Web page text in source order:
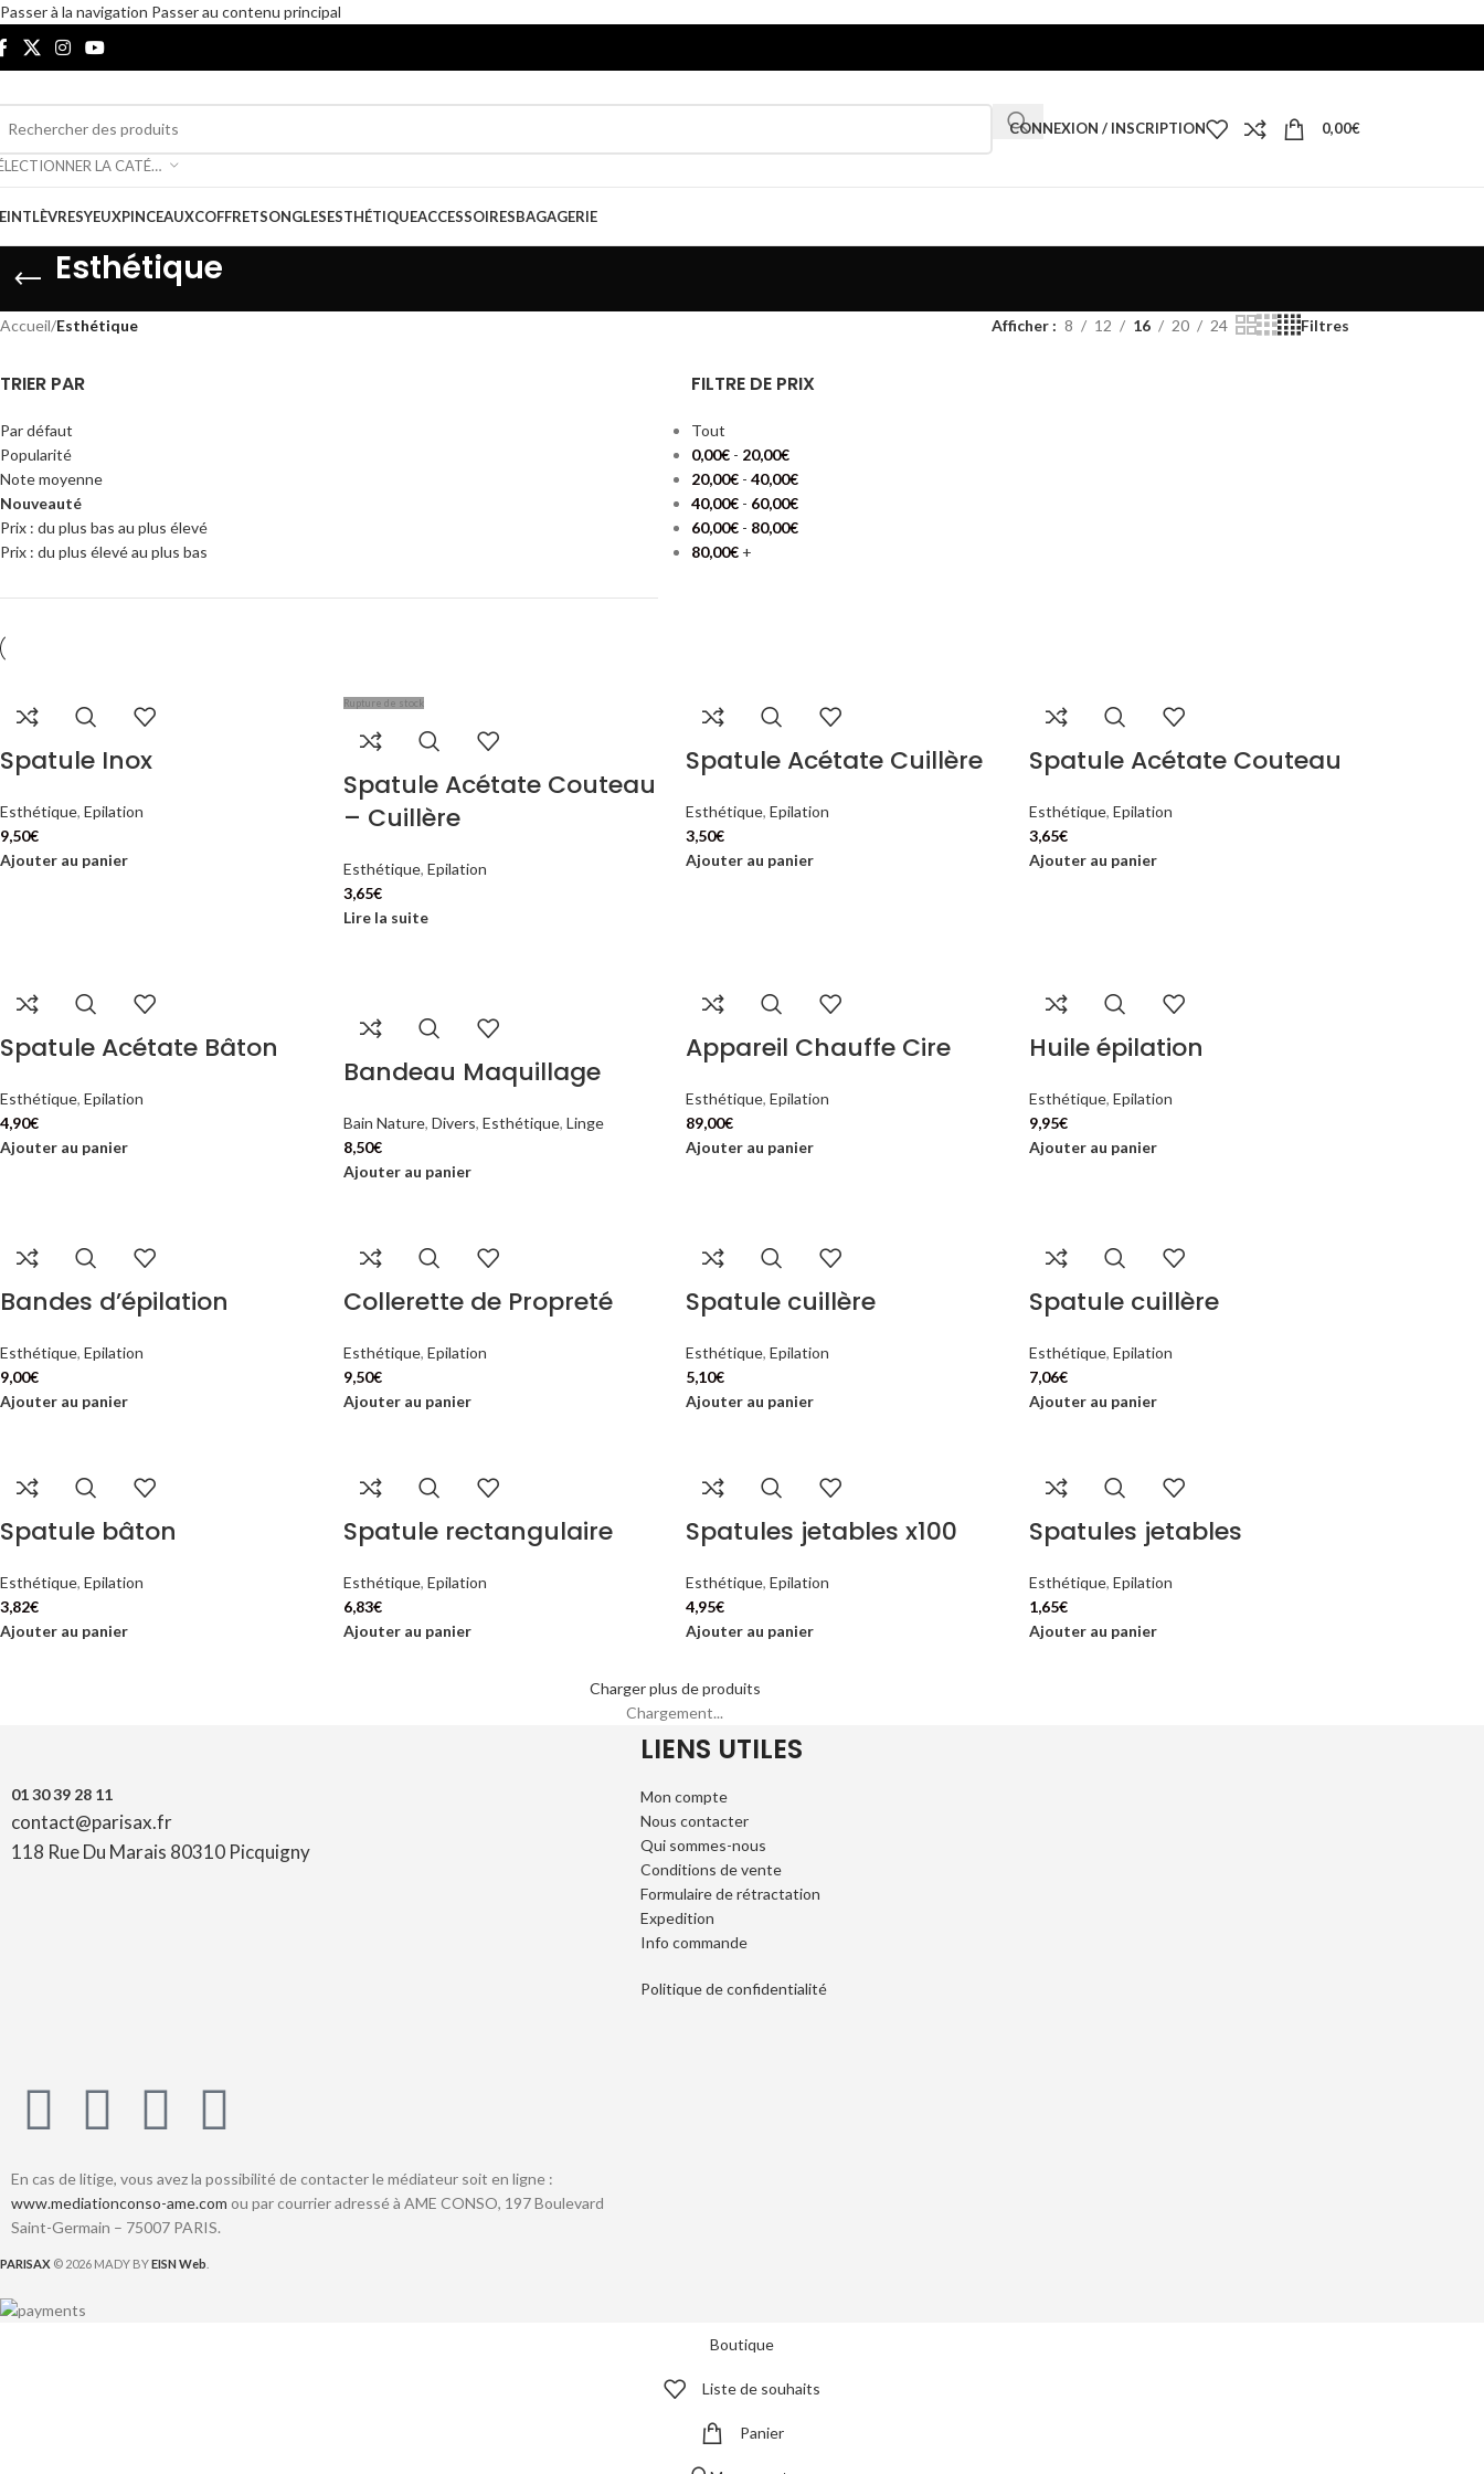
Passer à la navigation Passer au contenu principal
SÉLECTIONNER LA CATÉGORIE
CONNEXION / INSCRIPTION 0,00€
LÈVRESYEUXPINCEAUXCOFFRETSONGLESESTHÉTIQUEACCESSOIRESBAGAGERIE
Esthétique
Accueil/Esthétique Afficher 8 12 16 20 24 Filtres
TRIER PAR
Par défaut
Popularité
Note moyenne
Nouveauté
Prix : du plus bas au plus élevé
Prix : du plus élevé au plus bas
FILTRE DE PRIX
Tout
0,00€ - 20,00€
20,00€ - 40,00€
40,00€ - 60,00€
60,00€ - 80,00€
80,00€ +
Spatule Inox
Esthétique, Epilation
9,50€
Ajouter au panier
Rupture de stock
Spatule Acétate Couteau
– Cuillère
Esthétique, Epilation
3,65€
Lire la suite
Spatule Acétate Cuillère
Esthétique, Epilation
3,50€
Ajouter au panier
Spatule Acétate Couteau
Esthétique, Epilation
3,65€
Ajouter au panier
Spatule Acétate Bâton
Esthétique, Epilation
4,90€
Ajouter au panier
Bandeau Maquillage
Bain Nature, Divers, Esthétique, Linge
8,50€
Ajouter au panier
Appareil Chauffe Cire
Esthétique, Epilation
89,00€
Ajouter au panier
Huile épilation
Esthétique, Epilation
9,95€
Ajouter au panier
Bandes d’épilation
Esthétique, Epilation
9,00€
Ajouter au panier
Collerette de Propreté
Esthétique, Epilation
9,50€
Ajouter au panier
Spatule cuillère
Esthétique, Epilation
5,10€
Ajouter au panier
Spatule cuillère
Esthétique, Epilation
7,06€
Ajouter au panier
Spatule bâton
Esthétique, Epilation
3,82€
Ajouter au panier
Spatule rectangulaire
Esthétique, Epilation
6,83€
Ajouter au panier
Spatules jetables x100
Esthétique, Epilation
4,95€
Ajouter au panier
Spatules jetables
Esthétique, Epilation
1,65€
Ajouter au panier
Charger plus de produits
Chargement...
01 30 39 28 11
contact@parisax.fr
118 Rue Du Marais 80310 Picquigny
En cas de litige, vous avez la possibilité de contacter le médiateur soit en ligne :
www.mediationconso-ame.com ou par courrier adressé à AME CONSO, 197 Boulevard
Saint-Germain – 75007 PARIS.
LIENS UTILES
Mon compte
Nous contacter
Qui sommes-nous
Conditions de vente
Formulaire de rétractation
Expedition
Info commande
Politique de confidentialité
PARISAX © 2026 MADY BYEISN Web
Boutique
Liste de souhaits
Panier